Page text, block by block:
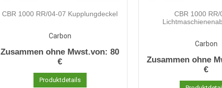
CBR 1000 RR/04-07 Kupplungdeckel
Carbon
Zusammen ohne Mwst.von:80
€
Produktdetails
CBR 1000 RR/
Carbon
Zusammen ohne
€